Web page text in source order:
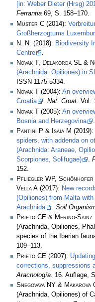
[in: Weber Dieter (Hrsg)
Ferrantia 69, S. 158–170.
Muster C (2014):
Großherzogtums
N. N. (2018): Biodiversity
Centre
.
Novak T, Delakorda SL &
(Arachnida: Opiliones) in
ISSN 1175-5334.
Novak T
(2004): An
Croatia
. Nat. Croat. Vol.
Novak T (2005): An
Bosnia and Herzegovina
Pantini P & Isaia M (2019):
spiders, with addenda on
(Arachnida: Araneae,
Scorpiones, Solifugae)
.
152.
Pfliegler WP, Schönhofer
Vella A (2017): New
(Opiliones) from Malta
Arachnida
. Soil
Prieto CE & Merino-Sainz I
(Arachnida, Opiliones,
species of the Iberian
109–113.
Prieto CE (2007):
corrections, suppressions
Aracnología . 16. Auflage,
Snegovaya NY & Makarova
(Arachnida, Opiliones) of